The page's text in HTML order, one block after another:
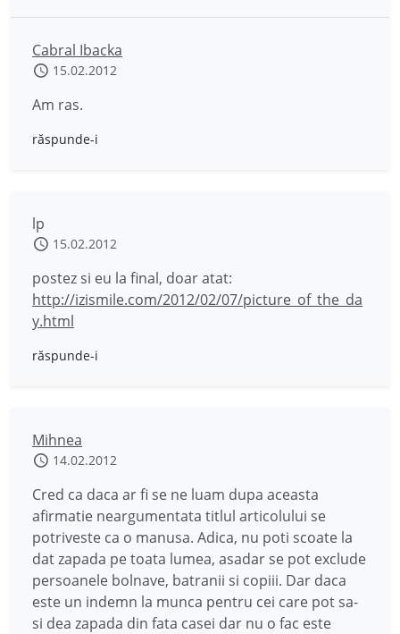
Cabral Ibacka
15.02.2012
Am ras.
răspunde-i
lp
15.02.2012
postez si eu la final, doar atat:
http://izismile.com/2012/02/07/picture_of_the_da
y.html
răspunde-i
Mihnea
14.02.2012
Cred ca daca ar fi se ne luam dupa aceasta
afirmatie neargumentata titlul articolului se
potriveste ca o manusa. Adica, nu poti scoate la
dat zapada pe toata lumea, asadar se pot exclude
persoanele bolnave, batranii si copiii. Dar daca
este un indemn la munca pentru cei care pot sa-
si dea zapada din fata casei dar nu o fac este